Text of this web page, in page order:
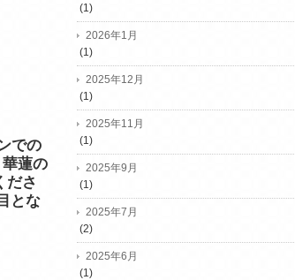
での
蓮の
ださ
とな
(1)
2026年1月
(1)
2025年12月
(1)
2025年11月
(1)
2025年9月
(1)
2025年7月
(2)
2025年6月
(1)